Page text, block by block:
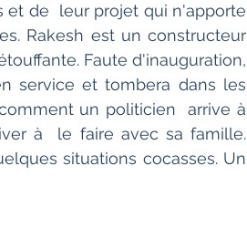
et de  leur projet qui n'apporte
Rakesh est un constructeur
Faute d'inauguration,
service et tombera dans les
un politicien  arrive à
à  le faire avec sa famille.
situations cocasses. Un